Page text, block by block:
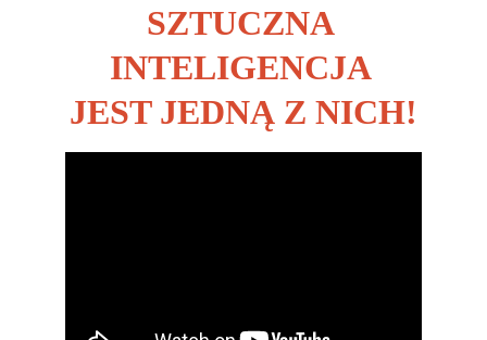
SZTUCZNA
INTELIGENCJA
JEST JEDNĄ Z NICH!